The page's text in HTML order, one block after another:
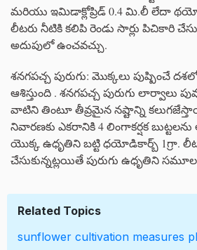
మరియు ఇమిడాక్లోప్రిడ్ 0.4 మి.లీ లేదా
లీటరు నీటికి కలిపి రెండు సార్లు పిచికారి
అదుపులో ఉంచవచ్చు.
శనగపచ్చ పురుగు: మొక్కలు పుష్పించే
ఆశిస్తుంది . శనగపచ్చ పురుగు లార్వాలు
వాటిని తింటూ తీవ్రమైన నష్టాన్ని
నివారణకు ఎకరానికి 4 లింగాకర్షక
యొక్క ఉధృతిని బట్టి ధయోడికార్బ్ 1గ్రా.
చేసుకున్నట్లయితే పురుగు ఉధృతిని
Related Topics
sunflower cultivation measures